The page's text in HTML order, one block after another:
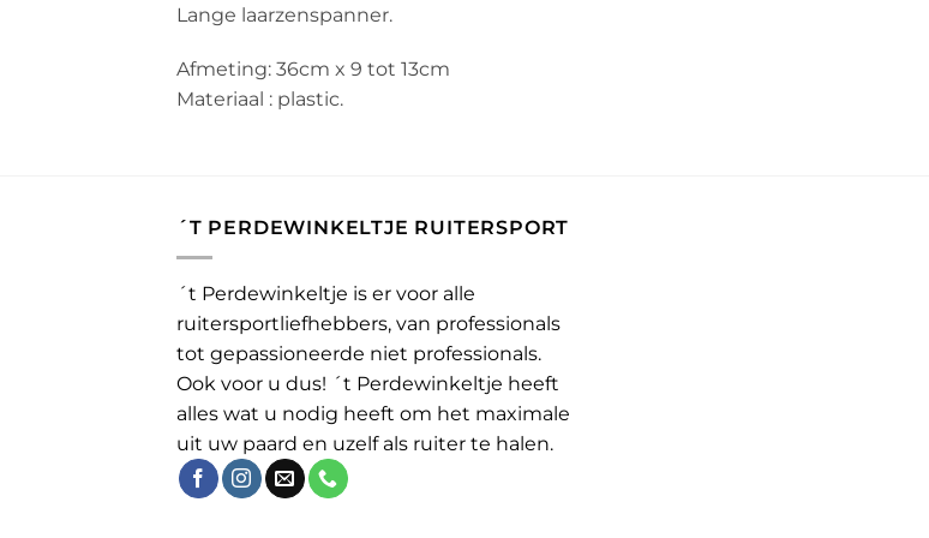
Lange laarzenspanner.
Afmeting: 36cm x 9 tot 13cm
Materiaal : plastic.
´T PERDEWINKELTJE RUITERSPORT
´t Perdewinkeltje is er voor alle
ruitersportliefhebbers, van professionals
tot gepassioneerde niet professionals.
Ook voor u dus! ´t Perdewinkeltje heeft
alles wat u nodig heeft om het maximale
uit uw paard en uzelf als ruiter te halen.